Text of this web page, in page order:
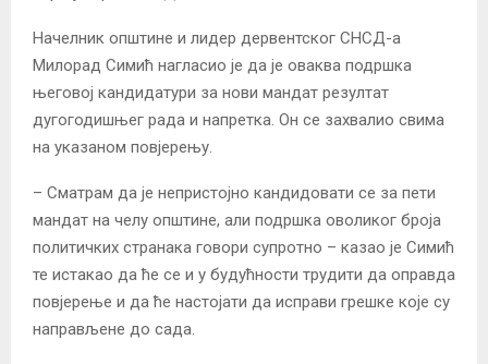
Начелник општине и лидер дервентског СНСД-а
Милорад Симић нагласио је да је оваква подршка
његовој кандидатури за нови мандат резултат
дугогодишњег рада и напретка. Он се захвалио свима
на указаном повјерењу.
– Сматрам да је непристојно кандидовати се за пети
мандат на челу општине, али подршка оволиког броја
политичких странака говори супротно – казао је Симић
те истакао да ће се и у будућности трудити да оправда
повјерење и да ће настојати да исправи грешке које су
направљене до сада.